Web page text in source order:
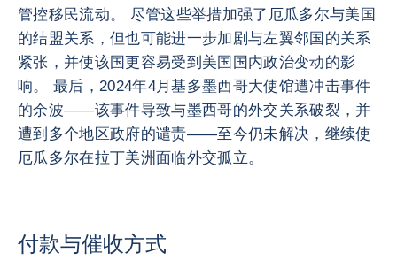
管控移民流动。 尽管这些举措加强了厄瓜多尔与美国
的结盟关系，但也可能进一步加剧与左翼邻国的关系
紧张，并使该国更容易受到美国国内政治变动的影
响。 最后，2024年4月基多墨西哥大使馆遭冲击事件
的余波——该事件导致与墨西哥的外交关系破裂，并
遭到多个地区政府的谴责——至今仍未解决，继续使
厄瓜多尔在拉丁美洲面临外交孤立。
付款与催收方式